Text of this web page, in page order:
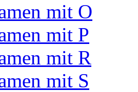
mit O
mit P
mit R
mit S